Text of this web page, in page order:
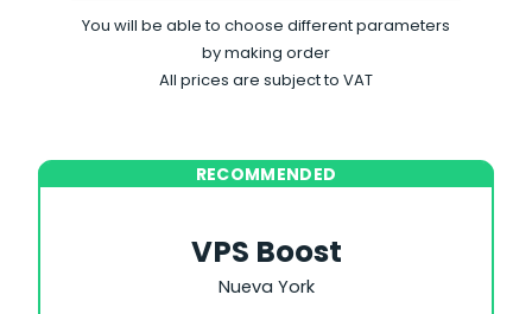
You will be able to choose different parameters
by making order
All prices are subject to VAT
RECOMMENDED
VPS Boost
Nueva York